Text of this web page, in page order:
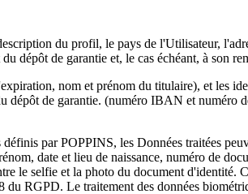
du profil, le pays de l'Utilisateur,
dépôt de garantie et, le cas échéant, à son
nom et prénom du titulaire), et les
dépôt de garantie. (numéro IBAN et numéro
par POPPINS, les Données traitées
date et lieu de naissance, numéro de
le selfie et la photo du document d'identité.
RGPD. Le traitement des données